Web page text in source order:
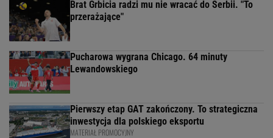
Brat Grbicia radzi mu nie wracać do Serbii. "To
przerażające"
Pucharowa wygrana Chicago. 64 minuty
Lewandowskiego
Pierwszy etap GAT zakończony. To strategiczna
inwestycja dla polskiego eksportu
MATERIAŁ PROMOCYJNY